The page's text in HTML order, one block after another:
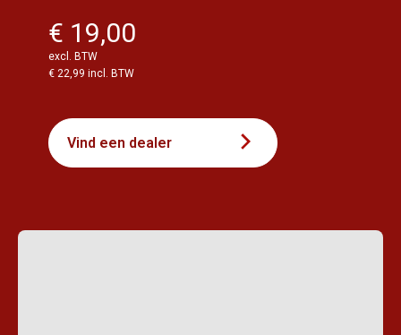
€ 19,00
excl. BTW
€ 22,99 incl. BTW
Vind een dealer